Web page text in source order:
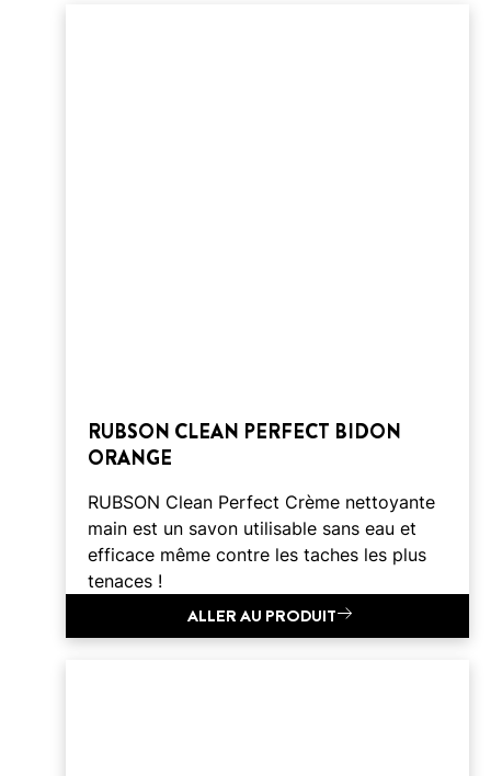
RUBSON CLEAN PERFECT BIDON
ORANGE
RUBSON Clean Perfect Crème nettoyante
main est un savon utilisable sans eau et
efficace même contre les taches les plus
tenaces !
ALLER AU PRODUIT